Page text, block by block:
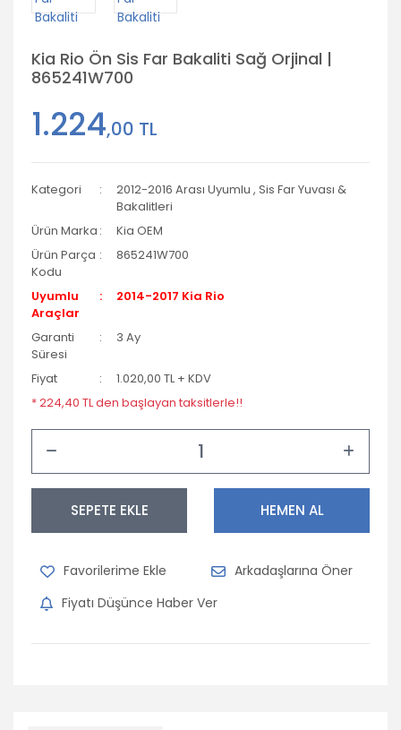
Kia Rio Ön Sis Far Bakaliti Sağ Orjinal |
865241W700
1.224,00 TL
Kategori 2012-2016 Arası Uyumlu , Sis Far Yuvası &
Bakalitleri
Ürün Marka
Kia OEM
Ürün Parça
Kodu
865241W700
Uyumlu
Araçlar
2014-2017 Kia Rio
Garanti
Süresi
3 Ay
Fiyat
1.020,00 TL + KDV
* 224,40 TL den başlayan taksitlerle!!
SEPETE EKLE HEMEN AL
Arkadaşlarına Öner
Fiyatı Düşünce Haber Ver